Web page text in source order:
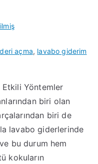
açma, lavabo giderim
Yöntemler
biri olan
biri de
lavabo giderlerinde
bu durum hem
kokuların